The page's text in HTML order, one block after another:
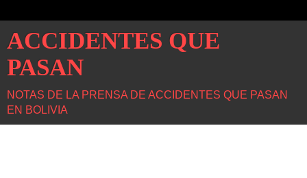
ACCIDENTES QUE
PASAN
NOTAS DE LA PRENSA DE ACCIDENTES QUE PASAN
EN BOLIVIA